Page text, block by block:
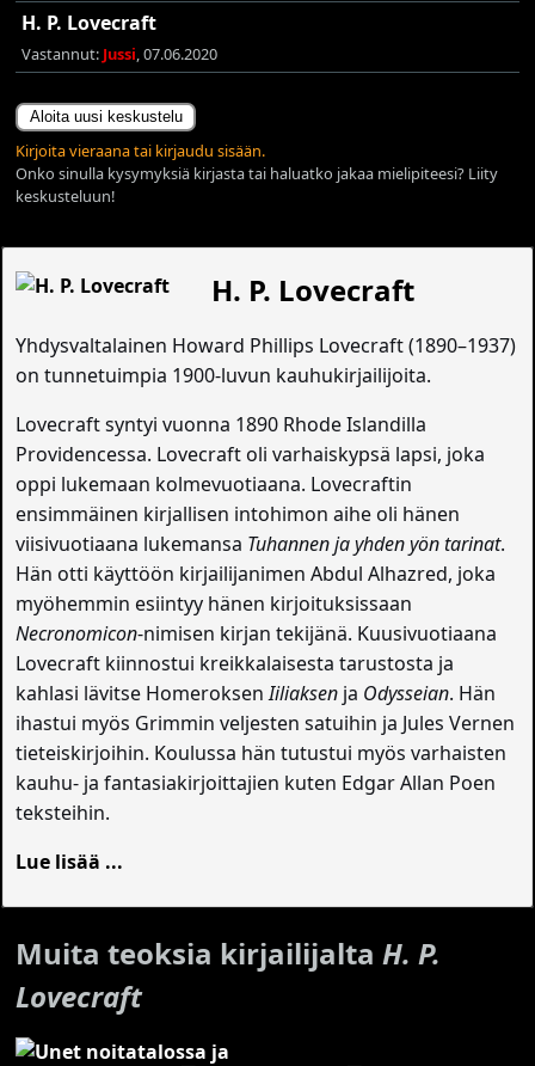
H. P. Lovecraft
Vastannut: Jussi , 07.06.2020
Aloita uusi keskustelu
Kirjoita vieraana tai kirjaudu sisään.
Onko sinulla kysymyksiä kirjasta tai haluatko jakaa mielipiteesi? Liity
keskusteluun!
H. P. Lovecraft
Yhdysvaltalainen Howard Phillips Lovecraft (1890–1937)
on tunnetuimpia 1900-luvun kauhukirjailijoita.
Lovecraft syntyi vuonna 1890 Rhode Islandilla
Providencessa. Lovecraft oli varhaiskypsä lapsi, joka
oppi lukemaan kolmevuotiaana. Lovecraftin
ensimmäinen kirjallisen intohimon aihe oli hänen
viisivuotiaana lukemansa Tuhannen ja yhden yön tarinat.
Hän otti käyttöön kirjailijanimen Abdul Alhazred, joka
myöhemmin esiintyy hänen kirjoituksissaan
Necronomicon-nimisen kirjan tekijänä. Kuusivuotiaana
Lovecraft kiinnostui kreikkalaisesta tarustosta ja
kahlasi lävitse HomeroksenIiliaksen ja Odysseian. Hän
ihastui myös Grimmin veljesten satuihin ja Jules Vernen
tieteiskirjoihin. Koulussa hän tutustui myös varhaisten
kauhu- ja fantasiakirjoittajien kuten Edgar Allan Poen
teksteihin.
Lue lisää ...
Muita teoksia kirjailijaltaH. P.
Lovecraft